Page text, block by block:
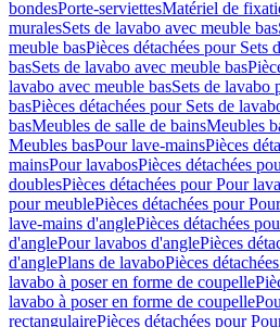
bondesPorte-serviettesMatériel de
muralesSets de lavabo avec meuble bas
meuble basPièces détachées pour Sets
basSets de lavabo avec meuble bas
lavabo avec meuble basSets de lavabo
basPièces détachées pour Sets de
basMeubles de salle de bainsMeubles
Meubles basPour lave-mainsPièces
mainsPour lavabosPièces détachées
doublesPièces détachées pour Pour
pour meublePièces détachées pour
lave-mains d'anglePièces détachées
d'anglePour lavabos d'anglePièces
d'anglePlans de lavaboPièces
lavabo à poser en forme de coupelle
lavabo à poser en forme de coupelle
rectangulairePièces détachées pour